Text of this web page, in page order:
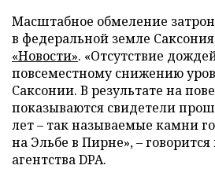
Масштабное обмеление
в федеральной земле
«Новости». «Отсутствие
повсеместному снижению
Саксонии. В результате на
показываются свидетели
лет – так называемые камни
на Эльбе в Пирне», –
агентства DPA.